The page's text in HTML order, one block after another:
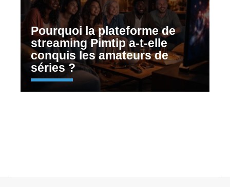
Pourquoi la plateforme de
streaming Pimtip a-t-elle
conquis les amateurs de
séries ?